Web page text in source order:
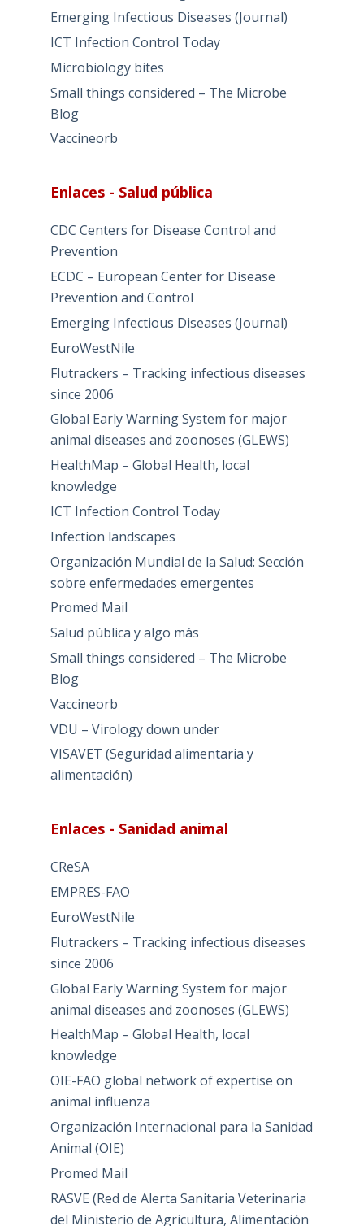
Emerging Infectious Diseases (Journal)
ICT Infection Control Today
Microbiology bites
Small things considered – The Microbe
Blog
Vaccineorb
Enlaces - Salud pública
CDC Centers for Disease Control and
Prevention
ECDC – European Center for Disease
Prevention and Control
Emerging Infectious Diseases (Journal)
EuroWestNile
Flutrackers – Tracking infectious diseases
since 2006
Global Early Warning System for major
animal diseases and zoonoses (GLEWS)
HealthMap – Global Health, local
knowledge
ICT Infection Control Today
Infection landscapes
Organización Mundial de la Salud: Sección
sobre enfermedades emergentes
Promed Mail
Salud pública y algo más
Small things considered – The Microbe
Blog
Vaccineorb
VDU – Virology down under
VISAVET (Seguridad alimentaria y
alimentación)
Enlaces - Sanidad animal
CReSA
EMPRES-FAO
EuroWestNile
Flutrackers – Tracking infectious diseases
since 2006
Global Early Warning System for major
animal diseases and zoonoses (GLEWS)
HealthMap – Global Health, local
knowledge
OIE-FAO global network of expertise on
animal influenza
Organización Internacional para la Sanidad
Animal (OIE)
Promed Mail
RASVE (Red de Alerta Sanitaria Veterinaria
del Ministerio de Agricultura, Alimentación